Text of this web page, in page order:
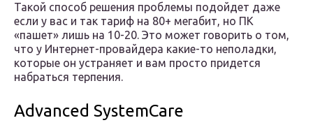
Такой способ решения проблемы подойдет даже
если у вас и так тариф на 80+ мегабит, но ПК
«пашет» лишь на 10-20. Это может говорить о том,
что у Интернет-провайдера какие-то неполадки,
которые он устраняет и вам просто придется
набраться терпения.
Advanced SystemCare